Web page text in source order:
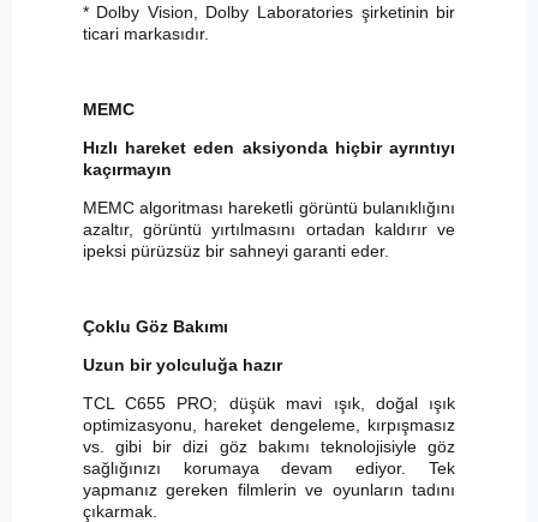
* Dolby Vision, Dolby Laboratories şirketinin bir
ticari markasıdır.
MEMC
Hızlı hareket eden aksiyonda hiçbir ayrıntıyı
kaçırmayın
MEMC algoritması hareketli görüntü bulanıklığını
azaltır, görüntü yırtılmasını ortadan kaldırır ve
ipeksi pürüzsüz bir sahneyi garanti eder.
Çoklu Göz Bakımı
Uzun bir yolculuğa hazır
TCL C655 PRO; düşük mavi ışık, doğal ışık
optimizasyonu, hareket dengeleme, kırpışmasız
vs. gibi bir dizi göz bakımı teknolojisiyle göz
sağlığınızı korumaya devam ediyor. Tek
yapmanız gereken filmlerin ve oyunların tadını
çıkarmak.